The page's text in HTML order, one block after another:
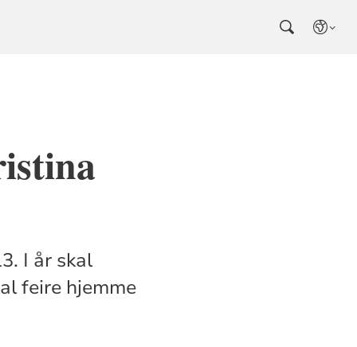
I år skal
feire hjemme